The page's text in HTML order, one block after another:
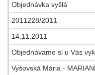
Objednávka vyšlá
2011228/2011
14.11.2011
Objednávame si u Vás
Vyšovská Mária -